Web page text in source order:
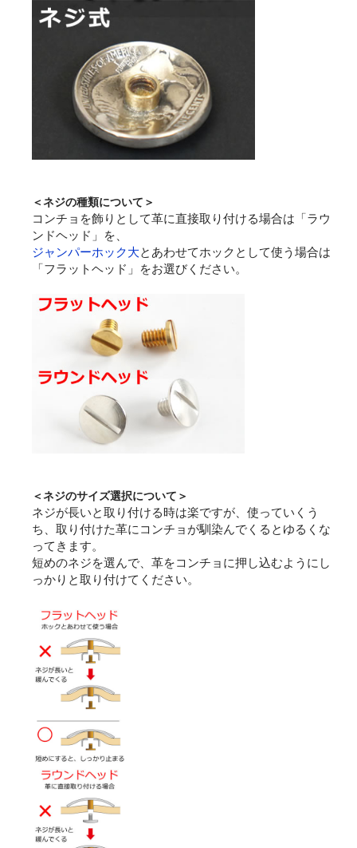
＜ネジの種類について＞
コンチョを飾りとして革に直接取り付ける場合は「ラウ
ンドヘッド」を、
ジャンパーホック大とあわせてホックとして使う場合は
「フラットヘッド」をお選びください。
＜ネジのサイズ選択について＞
ネジが長いと取り付ける時は楽ですが、使っていくう
ち、取り付けた革にコンチョが馴染んでくるとゆるくな
ってきます。
短めのネジを選んで、革をコンチョに押し込むようにし
っかりと取り付けてください。